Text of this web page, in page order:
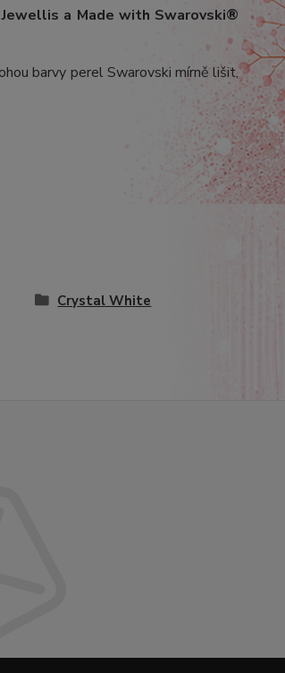
Jewellis a Made with Swarovski®
barvy perel Swarovski mírně lišit,
Crystal White